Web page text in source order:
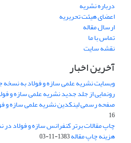
درباره نشریه
اعضای هیئت تحریریه
ارسال مقاله
تماس با ما
نقشه سایت
آخرین اخبار
وبسایت نشریه علمی سازه و فولاد به
رونمایی از جلد جدید نشریه علمی سازه و
صفحه رسمی لینکدین نشریه علمی سازه و
16
چاپ مقالات برتر کنفرانس سازه و فولاد در
هزینه چاپ مقاله1383-11-03